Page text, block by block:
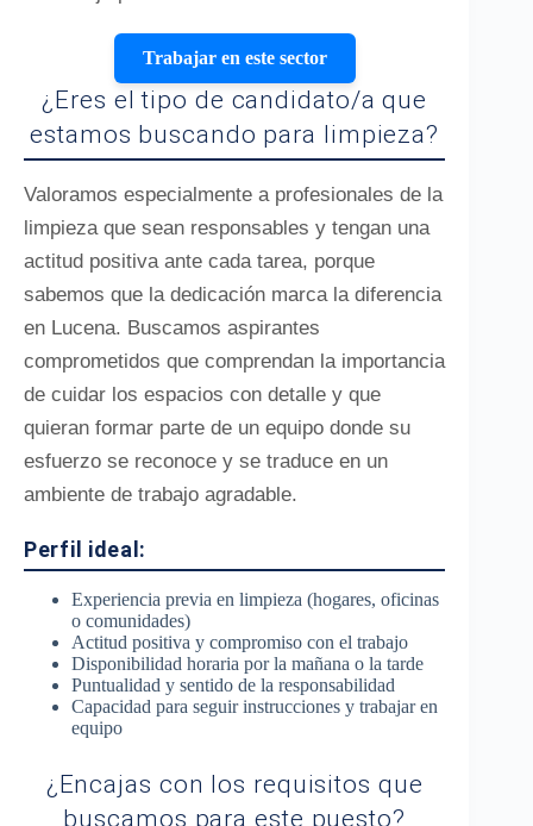
Trabajar en este sector
¿Eres el tipo de candidato/a que
estamos buscando para limpieza?
Valoramos especialmente a profesionales de la
limpieza que sean responsables y tengan una
actitud positiva ante cada tarea, porque
sabemos que la dedicación marca la diferencia
en Lucena. Buscamos aspirantes
comprometidos que comprendan la importancia
de cuidar los espacios con detalle y que
quieran formar parte de un equipo donde su
esfuerzo se reconoce y se traduce en un
ambiente de trabajo agradable.
Perfil ideal:
Experiencia previa en limpieza (hogares, oficinas
o comunidades)
Actitud positiva y compromiso con el trabajo
Disponibilidad horaria por la mañana o la tarde
Puntualidad y sentido de la responsabilidad
Capacidad para seguir instrucciones y trabajar en
equipo
¿Encajas con los requisitos que
buscamos para este puesto?